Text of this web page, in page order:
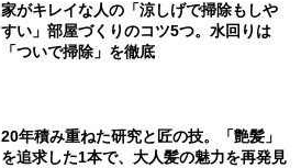
家がキレイな人の「涼しげで掃除もしや
すい」部屋づくりのコツ5つ。水回りは
「ついで掃除」を徹底
20年積み重ねた研究と匠の技。「艶髪」
を追求した1本で、大人髪の魅力を再発見